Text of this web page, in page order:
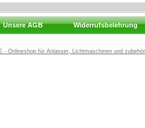
Unsere AGB Widerrufsbelehrung
- Onlineshop für Anlasser, Lichtmaschinen und zubehör